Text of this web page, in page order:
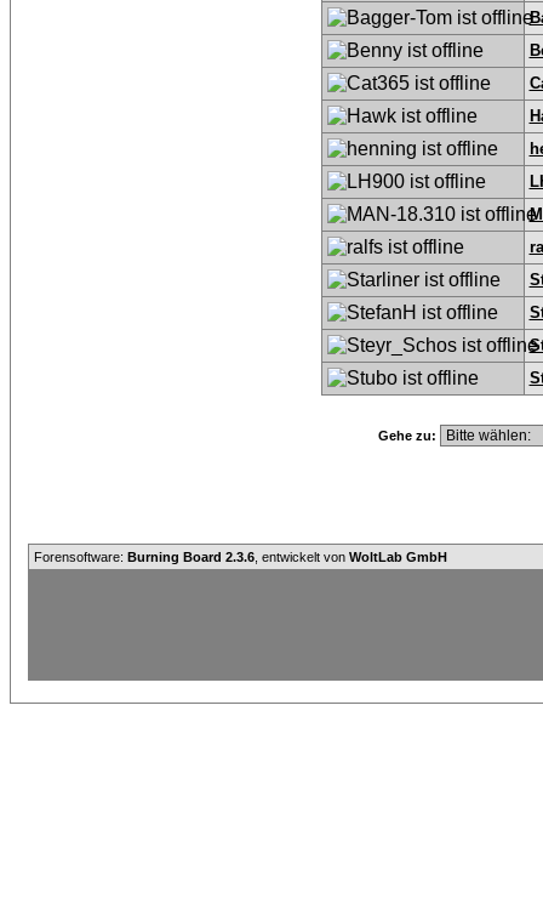
Gehe zu:
Forensoftware: Burning Board 2.3.6 , entwickelt von WoltLab GmbH